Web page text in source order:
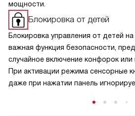
мощности.
Блокировка от детей
Блокировка управления от детей
важная функция безопасности,
случайное включение конфорок или
При активации режима сенсорные
даже при нажатии панель